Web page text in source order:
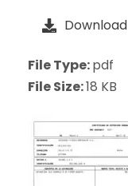
Download
File Type:pdf
File Size:18 KB